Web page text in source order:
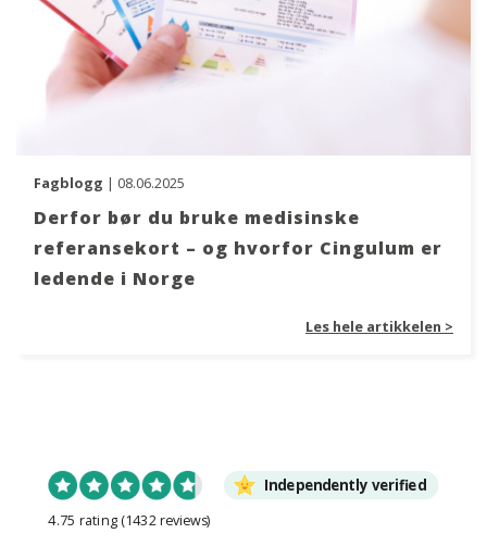
Fagblogg | 08.06.2025
Derfor bør du bruke medisinske
referansekort – og hvorfor Cingulum er
ledende i Norge
Les hele artikkelen >
Independently verified
4.75 rating (1432 reviews)